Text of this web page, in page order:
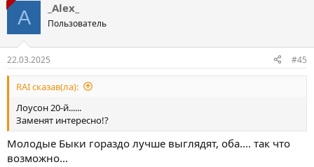
A _Alex_
Пользователь
22.03.2025 #45
RAI сказав(ла):
Лоусон 20-й......
Заменят интересно!?
Молодые Быки гораздо лучше выглядят, оба.... так что
возможно...